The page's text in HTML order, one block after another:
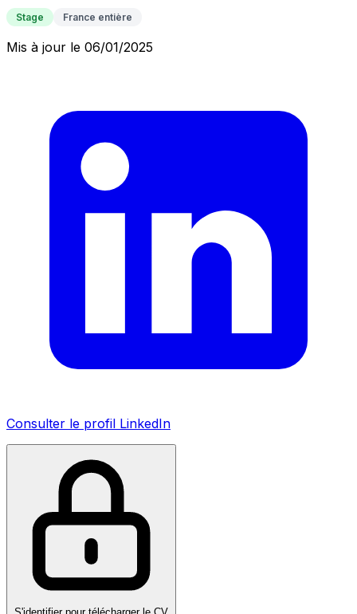
Stage France entière
Mis à jour le 06/01/2025
Consulter le profil LinkedIn